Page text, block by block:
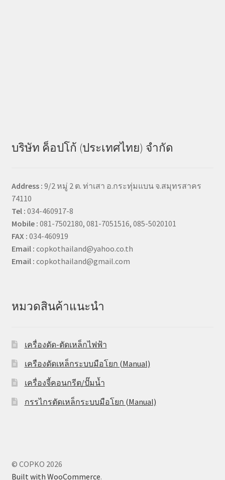
บริษัท ค็อปโก้ (ประเทศไทย) จำกัด
Address : 9/2 หมู่ 2 ต. ท่าเสา อ.กระทุ่มแบน จ.สมุทรสาคร
74110
Tel : 034-460917-8
Mobile : 081-7502180, 081-7051516, 085-5020101
FAX : 034-460919
Email : copkothailand@yahoo.co.th
Email : copkothailand@gmail.com
หมวดสินค้าแนะนำ
เครื่องดัด-ตัดเหล็กไฟฟ้า
เครืองดัดเหล็กระบบมือโยก (Manual)
เครื่องจี้คอนกรีต/ปั๊มน้ำ
กรรไกรตัดเหล็กระบบมือโยก (Manual)
© COPKO 2026
Built with WooCommerce.